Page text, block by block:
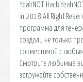
YeahNOT Hack
in 2018 All Right
программа для
создали не только
совместимой с
Смотрите любимые
загружайте